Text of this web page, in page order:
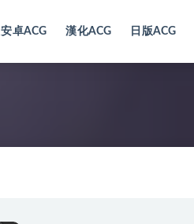
安卓ACG 漢化ACG 日版ACG